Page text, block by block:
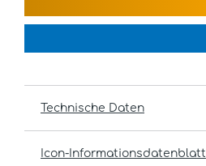
Technische Daten
Icon-Informationsdatenblatt